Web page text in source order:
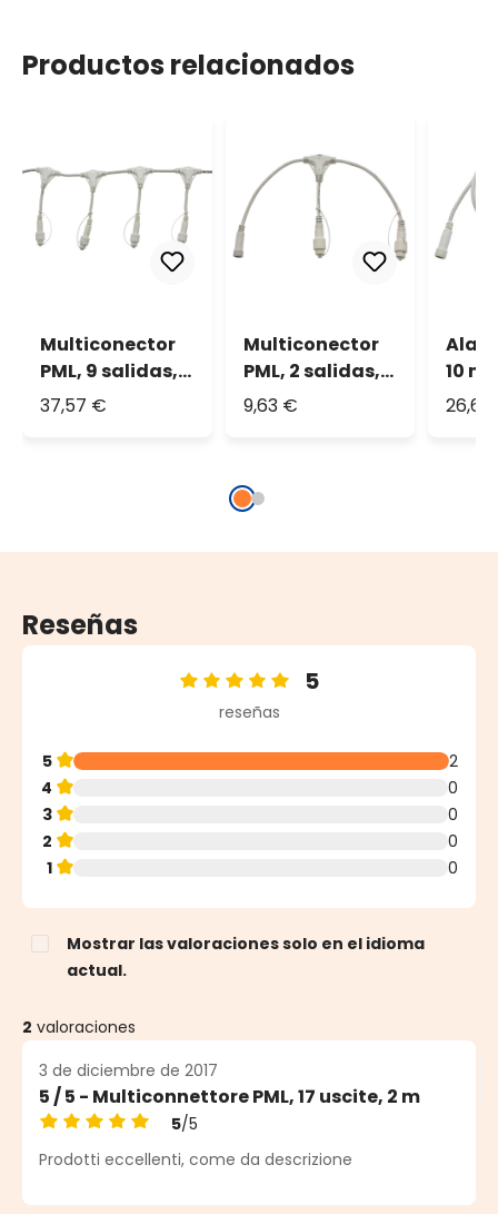
Productos relacionados
Multiconector
PML, 9 salidas, 1
m, separación
37,57 €
Multiconector
PML, 2 salidas,
cable blanco,
9,63 €
10
Reseñas
Calificación promedio de 5 de 5 estrellas
5
reseñas
5
2
4
0
3
0
2
0
1
0
Mostrar las valoraciones solo en el idioma
actual.
2 valoraciones
3 de diciembre de 2017
5 / 5 - Multiconnettore PML, 17 uscite, 2 m
Calificación promedio de 5 de 5 estrellas
5/5
Prodotti eccellenti, come da descrizione